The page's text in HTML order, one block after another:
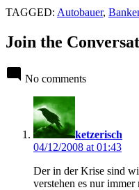
TAGGED: Autobauer,
Join the
No comments
ketzerisch
04/12/2008 at 01:43
Der in der Krise sind
verstehen es nur immer